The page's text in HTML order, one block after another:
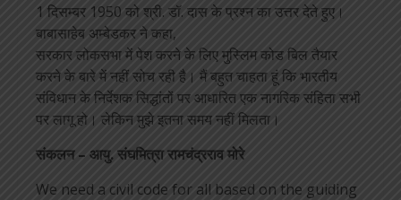
1 दिसम्बर 1950 को श्री. डॉ. दास के प्रश्न का उत्तर देते हुए।
बाबासाहेब अम्बेडकर ने कहा,
सरकार लोकसभा में पेश करने के लिए मुस्लिम कोड बिल तैयार
करने के बारे में नहीं सोच रही है। मैं बहुत चाहता हूं कि भारतीय
संविधान के निर्देशक सिद्धांतों पर आधारित एक नागरिक संहिता सभी
पर लागू हो। लेकिन मुझे इतना समय नहीं मिलता।
संकलन – आयु. संघमित्रा रामचंद्रराव मोरे
We need a civil code for all based on the guiding